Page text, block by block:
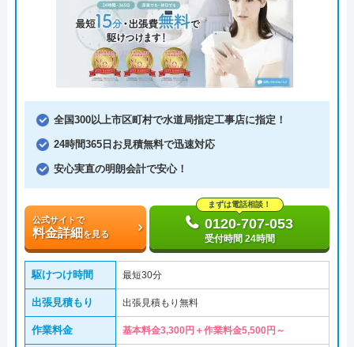
全国300以上市区町村で水道局指定工事店に指定！
24時間365日お見積無料で迅速対応
安心実直の明朗会計で安心！
公式サイトで
料金詳細を見る
まずは電話相談！
0120-707-053
受付時間 24時間
駆けつけ時間 最短30分
出張見積もり 出張見積もり無料
作業料金 基本料金3,300円＋作業料金5,500円～